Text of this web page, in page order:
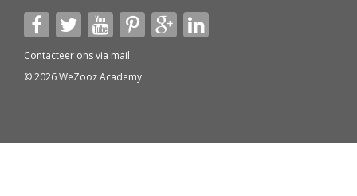
Contacteer ons via mail
© 2026 WeZooz Academy